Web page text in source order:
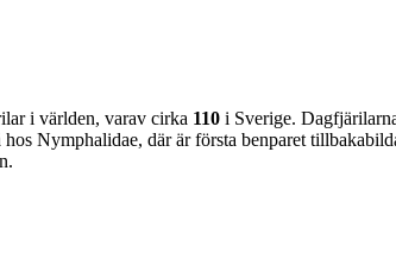
i världen, varav cirka 110 i Sverige.
Nymphalidae, där är första benparet